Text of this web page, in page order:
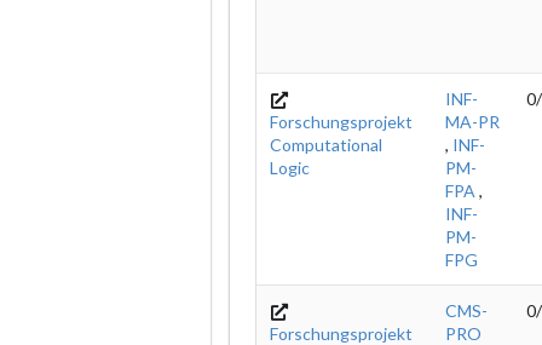
Forschungsprojekt
Computational
Logic
INF-
MA-PR
, INF-
PM-
FPA ,
INF-
PM-
FPG
Forschungsprojekt
CMS-
PRO